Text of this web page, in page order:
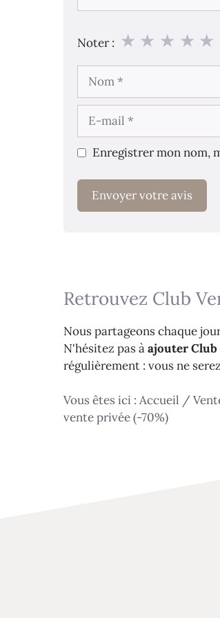
Noter : ★
★
★
★
★
mail
Enregistrer mon nom,
Retrouvez Club
Nous partageons chaque
N'hésitez pas àajouter Club
régulièrement : vous ne
Vous êtes ici : Accueil /
vente privée (-70%)